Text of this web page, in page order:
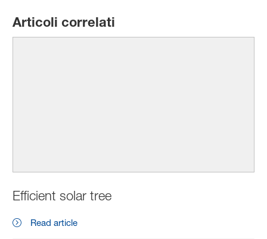
Articoli correlati
Efficient solar tree
Read article